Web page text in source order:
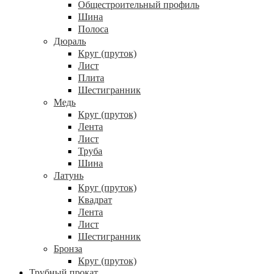
Общестроительный профиль
Шина
Полоса
Дюраль
Круг (пруток)
Лист
Плита
Шестигранник
Медь
Круг (пруток)
Лента
Лист
Труба
Шина
Латунь
Круг (пруток)
Квадрат
Лента
Лист
Шестигранник
Бронза
Круг (пруток)